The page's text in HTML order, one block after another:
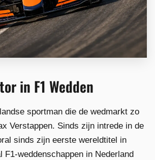
in F1 Wedden
sportman die de wedmarkt zo
Verstappen. Sinds zijn intrede in de
sinds zijn eerste wereldtitel in
F1-weddenschappen in Nederland